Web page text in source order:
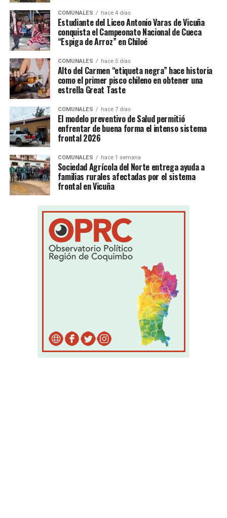
COMUNALES hace 4 días
Estudiante del Liceo Antonio Varas de Vicuña
conquista el Campeonato Nacional de Cueca
“Espiga de Arroz” en Chiloé
COMUNALES hace 5 días
Alto del Carmen “etiqueta negra” hace historia
como el primer pisco chileno en obtener una
estrella Great Taste
COMUNALES hace 7 días
El modelo preventivo de Salud permitió
enfrentar de buena forma el intenso sistema
frontal 2026
COMUNALES hace 1 semana
Sociedad Agrícola del Norte entrega ayuda a
familias rurales afectadas por el sistema
frontal en Vicuña